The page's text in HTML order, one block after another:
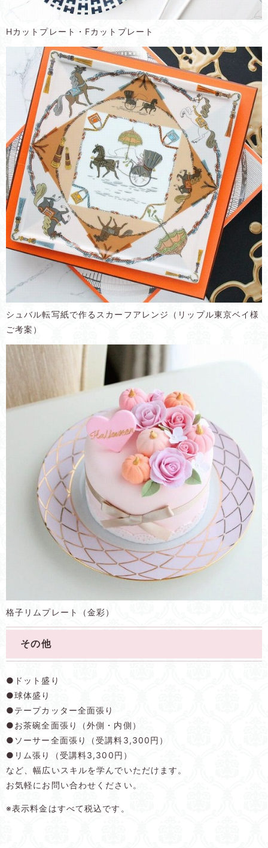
Hカットプレート・Fカットプレート
シュバル転写紙で作るスカーフアレンジ（リップル東京ベイ様
ご考案）
格子リムプレート（金彩）
その他
●ドット盛り
●球体盛り
●テープカッター全面張り
●お茶碗全面張り（外側・内側）
●ソーサー全面張り（受講料3,300円）
●リム張り（受講料3,300円）
など、幅広いスキルを学んでいただけます。
お気軽にお問い合わせください。
※表示料金はすべて税込です。